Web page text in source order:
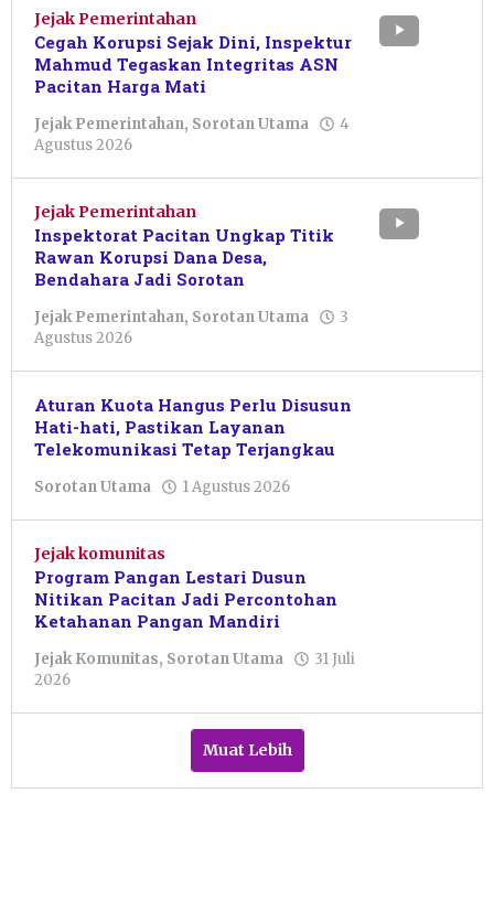
Jejak Pemerintahan
Cegah Korupsi Sejak Dini, Inspektur
Mahmud Tegaskan Integritas ASN
Pacitan Harga Mati
Jejak Pemerintahan, Sorotan Utama
4
Agustus 2026
Jejak Pemerintahan
Inspektorat Pacitan Ungkap Titik
Rawan Korupsi Dana Desa,
Bendahara Jadi Sorotan
Jejak Pemerintahan, Sorotan Utama
3
Agustus 2026
Aturan Kuota Hangus Perlu Disusun
Hati-hati, Pastikan Layanan
Telekomunikasi Tetap Terjangkau
Sorotan Utama 1 Agustus 2026
Jejak komunitas
Program Pangan Lestari Dusun
Nitikan Pacitan Jadi Percontohan
Ketahanan Pangan Mandiri
Jejak Komunitas, Sorotan Utama
31 Juli
2026
Muat Lebih